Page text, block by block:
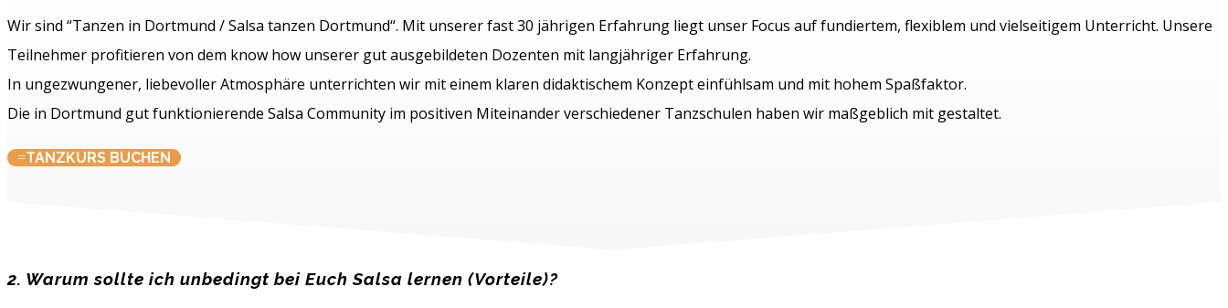
Wir sind “Tanzen in Dortmund / Salsa tanzen Dortmund“. Mit unserer fast 30 jährigen Erfahrung liegt unser Focus auf fundiertem, flexiblem und vielseitigem Unterricht. Unsere
Teilnehmer profitieren von dem know how unserer gut ausgebildeten Dozenten mit langjähriger Erfahrung.
In ungezwungener, liebevoller Atmosphäre unterrichten wir mit einem klaren didaktischem Konzept einfühlsam und mit hohem Spaßfaktor.
Die in Dortmund gut funktionierende Salsa Community im positiven Miteinander verschiedener Tanzschulen haben wir maßgeblich mit gestaltet.
TANZKURS BUCHEN
2. Warum sollte ich unbedingt bei Euch Salsa lernen (Vorteile)?